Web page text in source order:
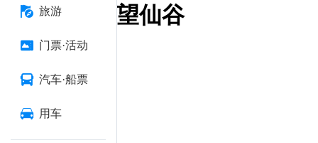
旅游
门票·活动
汽车·船票
用车
望仙谷